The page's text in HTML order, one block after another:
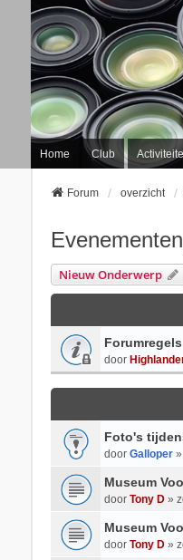
Home Club
Forum overzicht
Nieuw Onderwerp
Forumregels
door
Foto's
door Galloper»
Museum
door Tony D»
Museum
door Tony D»